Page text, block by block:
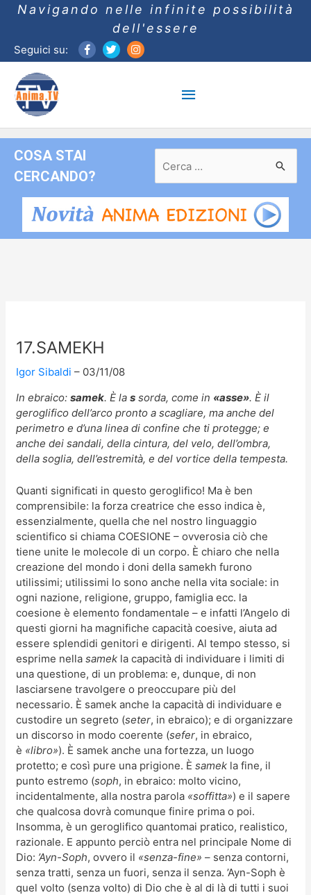
Navigando nelle infinite possibilità
dell'essere
Seguici su:
Menu
principale
COSA STAI
CERCANDO?
per:
17.SAMEKH
Igor Sibaldi
03/11/08
In ebraico:samek. È las sorda, come in «asse». È il
geroglifico dell’arco pronto a scagliare, ma anche del
perimetro e d’una linea di confine che ti protegge; e
anche dei sandali, della cintura, del velo, dell’ombra,
della soglia, dell’estremità, e del vortice della tempesta.
Quanti significati in questo geroglifico! Ma è ben
comprensibile: la forza creatrice che esso indica è,
essenzialmente, quella che nel nostro linguaggio
scientifico si chiama COESIONE – ovverosia ciò che
tiene unite le molecole di un corpo. È chiaro che nella
creazione del mondo i doni della samekh furono
utilissimi; utilissimi lo sono anche nella vita sociale: in
ogni nazione, religione, gruppo, famiglia ecc. la
coesione è elemento fondamentale – e infatti l’Angelo di
questi giorni ha magnifiche capacità coesive, aiuta ad
essere splendidi genitori e dirigenti. Al tempo stesso, si
esprime nellasamek la capacità di individuare i limiti di
una questione, di un problema: e, dunque, di non
lasciarsene travolgere o preoccupare più del
necessario. È samek anche la capacità di individuare e
custodire un segreto (seter, in ebraico); e di organizzare
un discorso in modo coerente (sefer, in ebraico,
è «libro»). È samek anche una fortezza, un luogo
protetto; e così pure una prigione. Èsamek la fine, il
punto estremo (soph, in ebraico: molto vicino,
incidentalmente, alla nostra parola «soffitta») e il sapere
che qualcosa dovrà comunque finire prima o poi.
Insomma, è un geroglifico quantomai pratico, realistico,
razionale. E appunto perciò entra nel principale Nome di
Dio: ’Ayn-Soph, ovvero il «senza-fine» – senza contorni,
senza tratti, senza un fuori, senza il senza. ’Ayn-Soph è
quel volto (senza volto) di Dio che è al di là di tutti i suoi